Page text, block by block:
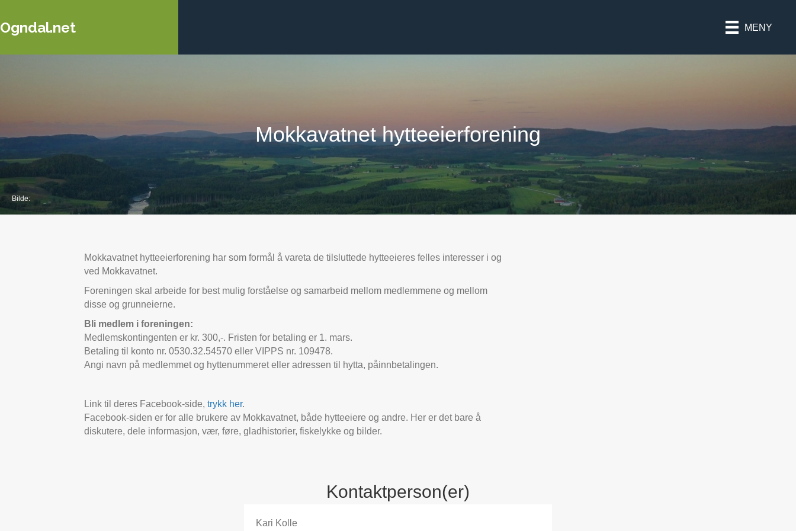
Ogndal.net MENY
Mokkavatnet hytteeierforening
Bilde:
Mokkavatnet hytteeierforening har som formål å vareta de tilsluttede hytteeieres felles interesser i og
ved Mokkavatnet.
Foreningen skal arbeide for best mulig forståelse og samarbeid mellom medlemmene og mellom
disse og grunneierne.
Bli medlem i foreningen:
Medlemskontingenten er kr. 300,-. Fristen for betaling er 1. mars.
Betaling til konto nr. 0530.32.54570 eller VIPPS nr. 109478.
Angi navn på medlemmet og hyttenummeret eller adressen til hytta, påinnbetalingen.
Link til deres Facebook-side, trykk her.
Facebook-siden er for alle brukere av Mokkavatnet, både hytteeiere og andre. Her er det bare å
diskutere, dele informasjon, vær, føre, gladhistorier, fiskelykke og bilder.
Kontaktperson(er)
Kari Kolle